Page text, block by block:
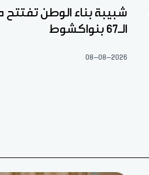
شبيبة بناء الوطن تفتتح
الـ67 بنواكشوط
08-08-2026